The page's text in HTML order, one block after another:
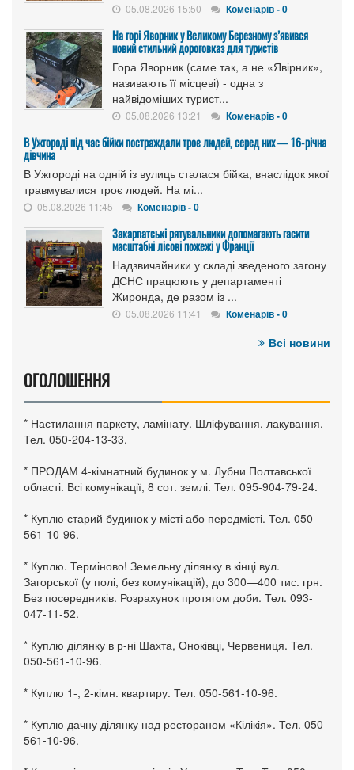
05.08.2026 15:50 Коменарів - 0
На горі Яворник у Великому Березному з’явився
новий стильний дороговказ для туристів
Гора Яворник (саме так, а не «Явірник»,
називають її місцеві) - одна з
найвідоміших турист...
05.08.2026 13:21 Коменарів - 0
В Ужгороді під час бійки постраждали троє людей, серед них — 16-річна
дівчина
В Ужгороді на одній із вулиць сталася бійка, внаслідок якої
травмувалися троє людей. На мі...
05.08.2026 11:45 Коменарів - 0
Закарпатські рятувальники допомагають гасити
масштабні лісові пожежі у Франції
Надзвичайники у складі зведеного загону
ДСНС працюють у департаменті
Жиронда, де разом із ...
05.08.2026 11:41 Коменарів - 0
Всі новини
ОГОЛОШЕННЯ
* Настилання паркету, ламінату. Шліфування, лакування.
Тел. 050-204-13-33.
* ПРОДАМ 4-кімнатний будинок у м. Лубни Полтавської
області. Всі комунікації, 8 сот. землі. Тел. 095-904-79-24.
* Куплю старий будинок у місті або передмісті. Тел. 050-
561-10-96.
* Куплю. Терміново! Земельну ділянку в кінці вул.
Загорської (у полі, без комунікацій), до 300—400 тис. грн.
Без посередників. Розрахунок протягом доби. Тел. 093-
047-11-52.
* Куплю ділянку в р-ні Шахта, Оноківці, Червениця. Тел.
050-561-10-96.
* Куплю 1-, 2-кімн. квартиру. Тел. 050-561-10-96.
* Куплю дачну ділянку над рестораном «Кілікія». Тел. 050-
561-10-96.